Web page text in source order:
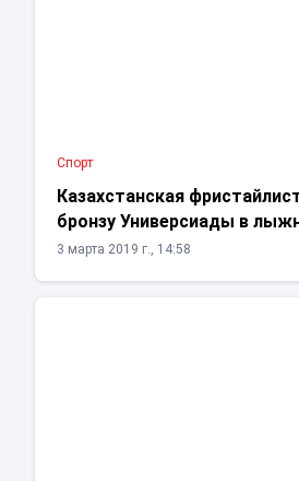
Спорт
Казахстанская
бронзу Универсиады в
3 марта 2019 г., 14:58